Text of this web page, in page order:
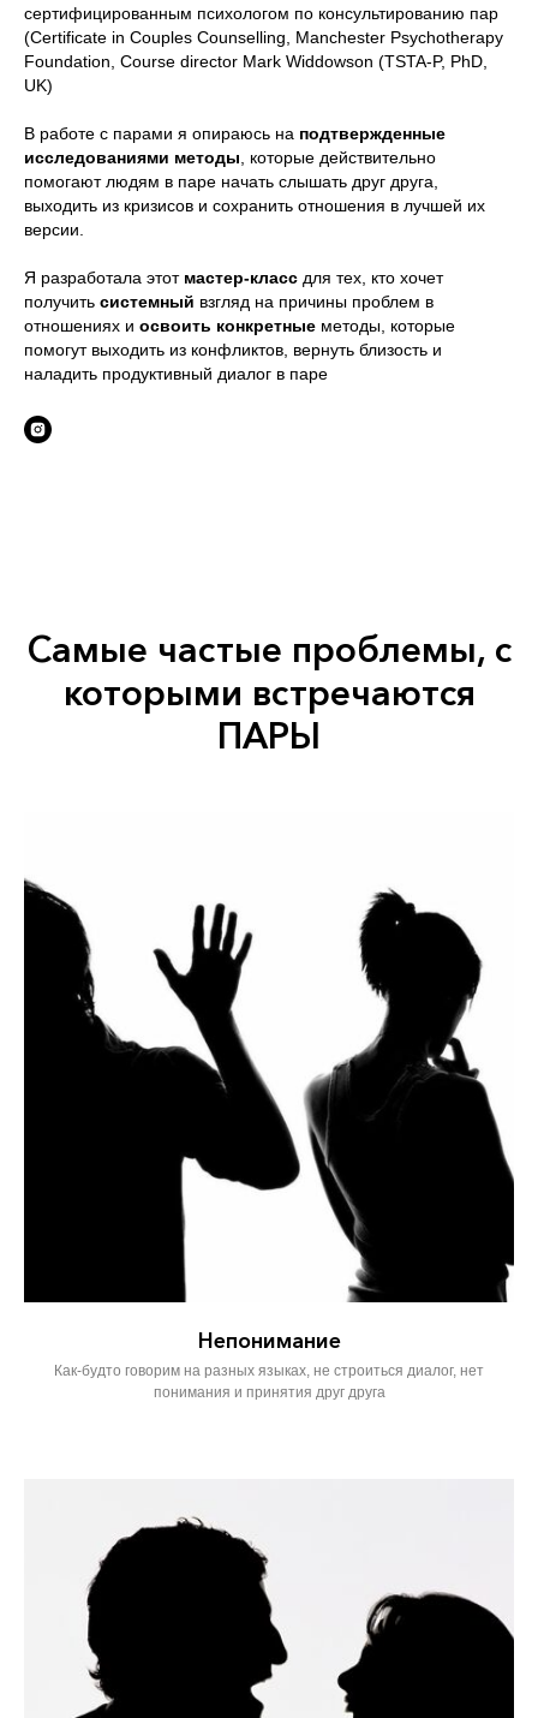
сертифицированным психологом по консультированию пар
(Certificate in Couples Counselling, Manchester Psychotherapy
Foundation, Course director Mark Widdowson (TSTA-P, PhD,
UK)
В работе с парами я опираюсь на подтвержденные
исследованиями методы , которые действительно
помогают людям в паре начать слышать друг друга,
выходить из кризисов и сохранить отношения в лучшей их
версии.
Я разработала этот мастер-класс для тех, кто хочет
получить системный взгляд на причины проблем в
отношениях и освоить конкретные методы, которые
помогут выходить из конфликтов, вернуть близость и
наладить продуктивный диалог в паре
Самые частые проблемы, с
которыми встречаются
ПАРЫ
Непонимание
Как-будто говорим на разных языках, не строиться диалог, нет
понимания и принятия друг друга